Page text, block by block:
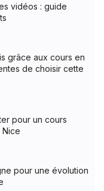
vidéos : guide
grâce aux cours en
de choisir cette
pour un cours
Nice
pour une évolution